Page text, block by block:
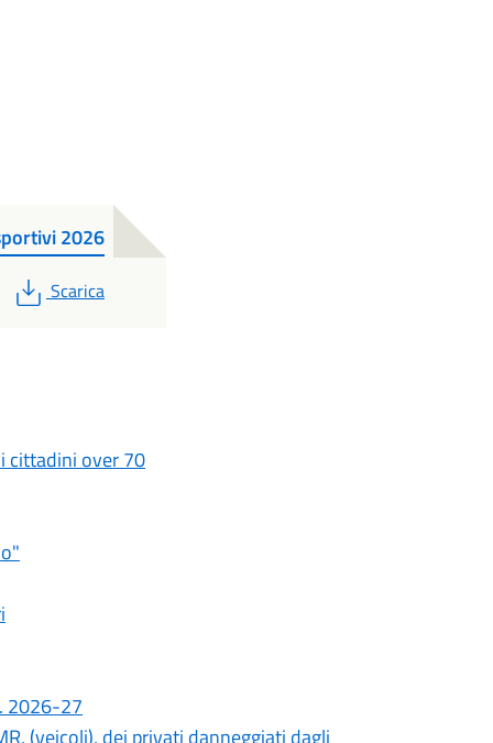
2026
PDF
Scarica
cittadini over 70
2026-27
(veicoli), dei privati danneggiati dagli